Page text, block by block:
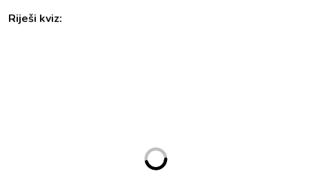
Riješi kviz: